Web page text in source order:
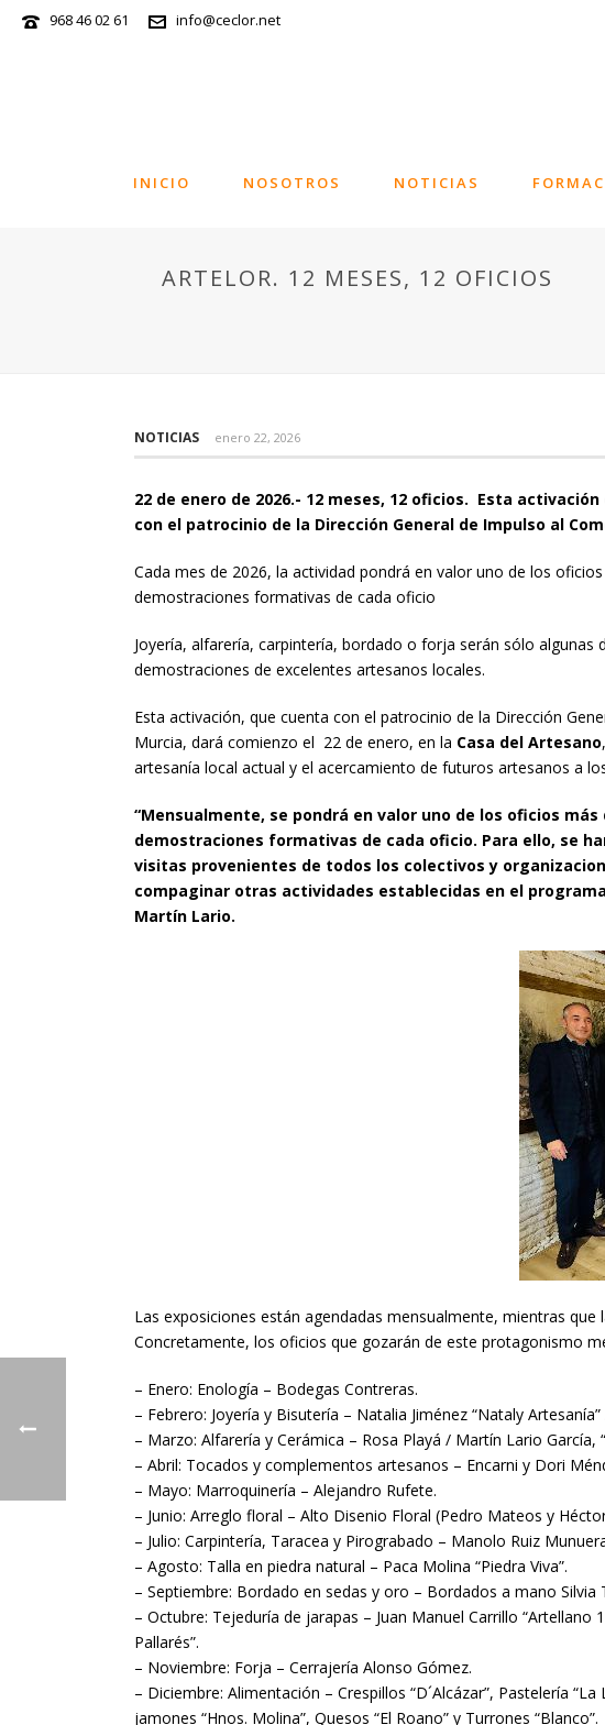
968 46 02 61 info@ceclor.net
INICIO NOSOTROS NOTICIAS
ARTELOR. 12 MESES, 12 OFICIOS
NOTICIAS enero 22, 2026
22 de enero de 2026.- 12 meses, 12 oficios. Esta activación
con el patrocinio de la Dirección General de Impulso al
Cada mes de 2026, la actividad pondrá en valor uno de los
demostraciones formativas de cada oficio
Joyería, alfarería, carpintería, bordado o forja serán sólo
demostraciones de excelentes artesanos locales.
Esta activación, que cuenta con el patrocinio de la Dirección
Murcia, dará comienzo el 22 de enero, en la Casa del Artesano
artesanía local actual y el acercamiento de futuros artesanos a
“Mensualmente, se pondrá en valor uno de los oficios
demostraciones formativas de cada oficio. Para ello, se
visitas provenientes de todos los colectivos y
compaginar otras actividades establecidas en el
Martín Lario.
Las exposiciones están agendadas mensualmente, mientras
Concretamente, los oficios que gozarán de este protagonismo
– Enero: Enología – Bodegas Contreras.
– Febrero: Joyería y Bisutería – Natalia Jiménez “Nataly
– Marzo: Alfarería y Cerámica – Rosa Playá / Martín Lario García,
– Abril: Tocados y complementos artesanos – Encarni y Dori
– Mayo: Marroquinería – Alejandro Rufete.
– Junio: Arreglo floral – Alto Disenio Floral (Pedro Mateos y
– Julio: Carpintería, Taracea y Pirograbado – Manolo Ruiz
– Agosto: Talla en piedra natural – Paca Molina “Piedra Viva”.
– Septiembre: Bordado en sedas y oro – Bordados a mano Silvia
– Octubre: Tejeduría de jarapas – Juan Manuel Carrillo “Artellano
Pallarés”.
– Noviembre: Forja – Cerrajería Alonso Gómez.
– Diciembre: Alimentación – Crespillos “D´Alcázar”, Pastelería
jamones “Hnos. Molina”, Quesos “El Roano” y Turrones “Blanco”.